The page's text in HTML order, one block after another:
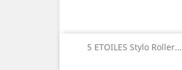
5 ETOILES Stylo Roller...